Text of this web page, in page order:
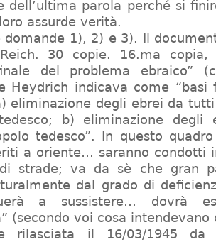
dell’ultima parola perché si
assurde verità.
domande 1), 2) e 3). Il
30 copie. 16.ma copia,
del problema ebraico”
Heydrich indicava come “basi
eliminazione degli ebrei da
b) eliminazione degli
tedesco”. In questo
a oriente… saranno condotti
di strade; va da sè che gran
dal grado di
a sussistere… dovrà
(secondo voi cosa intendevano
rilasciata il 16/03/1945